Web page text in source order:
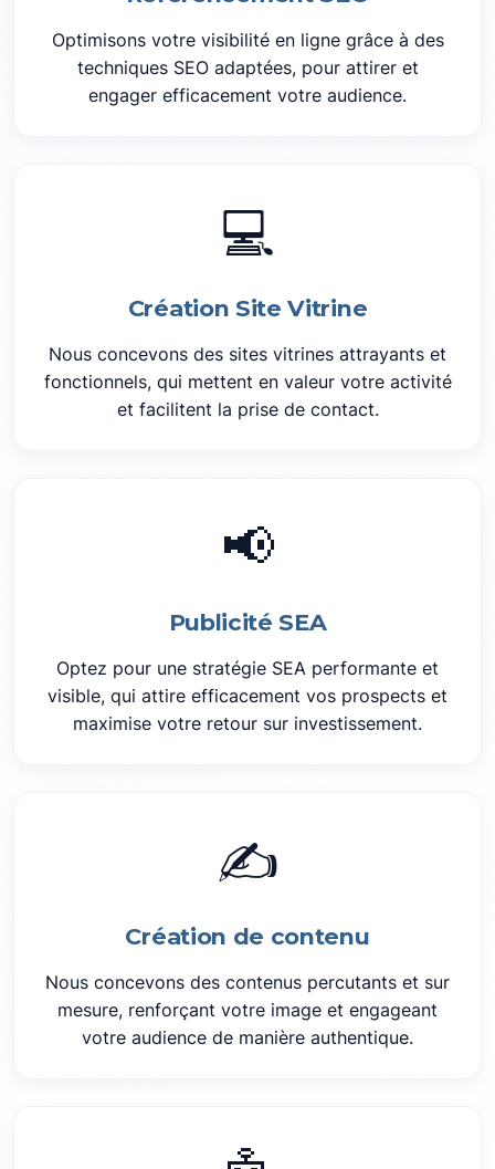
Optimisons votre visibilité en ligne grâce à des
techniques SEO adaptées, pour attirer et
engager efficacement votre audience.
💻
Création Site Vitrine
Nous concevons des sites vitrines attrayants et
fonctionnels, qui mettent en valeur votre activité
et facilitent la prise de contact.
📢
Publicité SEA
Optez pour une stratégie SEA performante et
visible, qui attire efficacement vos prospects et
maximise votre retour sur investissement.
✍️
Création de contenu
Nous concevons des contenus percutants et sur
mesure, renforçant votre image et engageant
votre audience de manière authentique.